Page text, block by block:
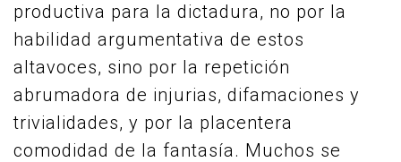
productiva para la dictadura, no por la
habilidad argumentativa de estos
altavoces, sino por la repetición
abrumadora de injurias, difamaciones y
trivialidades, y por la placentera
comodidad de la fantasía. Muchos se